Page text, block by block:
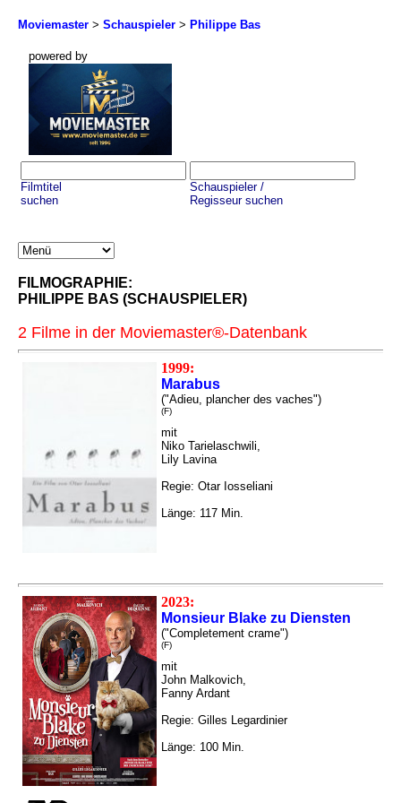
Moviemaster > Schauspieler > Philippe Bas
powered by
Filmtitel
suchen
Schauspieler /
Regisseur suchen
FILMOGRAPHIE:
PHILIPPE BAS (SCHAUSPIELER)
2 Filme in der Moviemaster®-Datenbank
1999:
Marabus
("Adieu, plancher des vaches")
(F)
mit
Niko Tarielaschwili,
Lily Lavina
Regie: Otar Iosseliani
Länge: 117 Min.
2023:
Monsieur Blake zu Diensten
("Completement crame")
(F)
mit
John Malkovich,
Fanny Ardant
Regie: Gilles Legardinier
Länge: 100 Min.